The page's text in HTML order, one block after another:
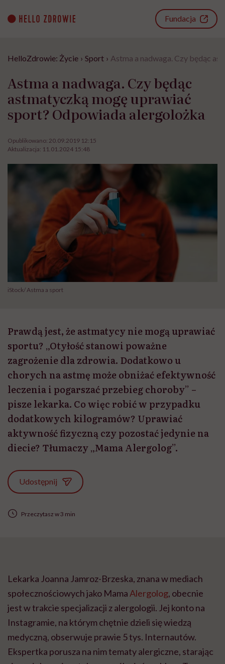
content
Fundacja
HelloZdrowie: Życie › Sport › Astma a nadwaga. Czy będąc
Astma a nadwaga. Czy będąc
astmatyczką mogę uprawiać
sport? Odpowiada alergolożka
Opublikowano: 20.09.2019 12:15
Aktualizacja: 11.01.2024 15:48
iStock/ Astma a sport
Prawdą jest, że astmatycy nie mogą uprawiać
sportu? „Otyłość stanowi poważne
zagrożenie dla zdrowia. Dodatkowo u
chorych na astmę może obniżać efektywność
leczenia i pogarszać przebieg choroby” –
pisze lekarka. Co więc robić w przypadku
dodatkowych kilogramów? Uprawiać
aktywność fizyczną czy pozostać jedynie na
diecie? Tłumaczy „Mama Alergolog”.
Udostępnij
Przeczytasz w 3 min
Lekarka Joanna Jamroz-Brzeska, znana w mediach
społecznościowych jako MamaAlergolog, obecnie
jest w trakcie specjalizacji z alergologii. Jej konto na
Instagramie, na którym chętnie dzieli się wiedzą
medyczną, obserwuje prawie 5 tys. Internautów.
Ekspertka porusza na nim tematy alergiczne, starając